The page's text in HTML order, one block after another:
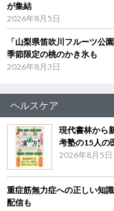
が集結
2026年8月5日
「山梨県笛吹川フルーツ公
季節限定の桃のかき氷も
2026年8月3日
ヘルスケア
現代書林から
考塾の15人の
2026年8月5日
重症筋無力症への正しい知
配信も